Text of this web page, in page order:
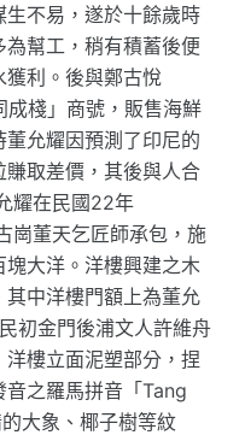
不易，遂於十餘歲時
幫工，稍有積蓄後便
利。後與鄭古悅
成棧」商號，販售海鮮
允耀因預測了印尼的
取差價，其後與人合
耀在民國22年
崗董天乞匠師承包，施
大洋。洋樓興建之木
中洋樓門額上為董允
初金門後浦文人許維舟
樓立面泥塑部分，捏
之羅馬拼音「Tang
大象、椰子樹等紋